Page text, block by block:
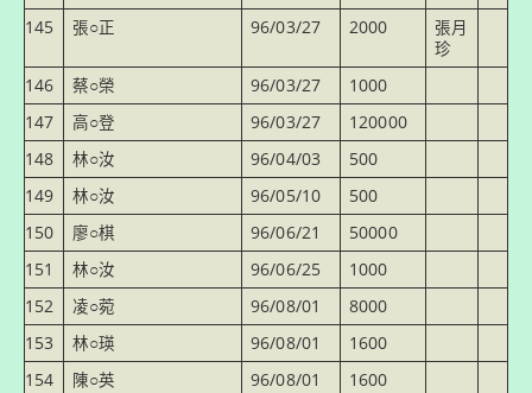
145
張○正 96/03/27 2000
張月
珍
146
蔡○榮 96/03/27
1000
147
高○登 96/03/27
120000
148
林○汝 96/04/03
500
149
林○汝 96/05/10
500
150
廖○棋 96/06/21
50000
151
林○汝 96/06/25
1000
152
凌○菀 96/08/01
8000
153
林○瑛 96/08/01
1600
154
陳○英 96/08/01
1600